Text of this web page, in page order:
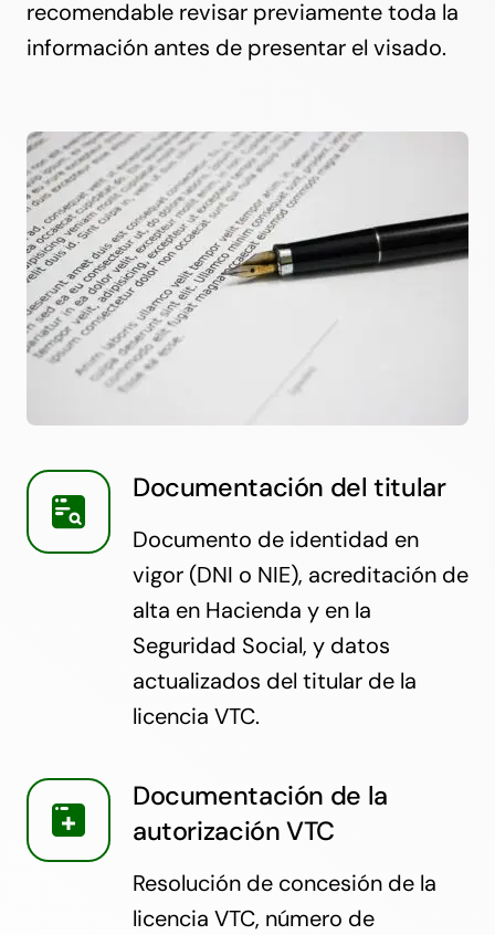
recomendable revisar previamente toda la
información antes de presentar el visado.
Documentación del titular
Documento de identidad en
vigor (DNI o NIE), acreditación de
alta en Hacienda y en la
Seguridad Social, y datos
actualizados del titular de la
licencia VTC.
Documentación de la
autorización VTC
Resolución de concesión de la
licencia VTC, número de